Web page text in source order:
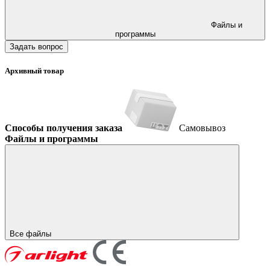
программы
Задать вопрос
Архивный товар
Способы получения заказа
Самовывоз
Файлы и программы
Все файлы